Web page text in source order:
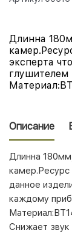
Длинна
эксперта
глушителем
Описание
Длинна
камер.Ресурс
данное
каждому
Снижает звук